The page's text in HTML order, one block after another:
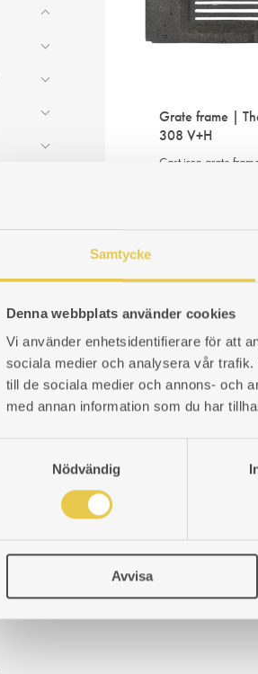
Samtycke
Denna webbplats använder cookies
Vi använder enhetsidentifierare för att
sociala medier och analysera vår
till de sociala medier och annons- och
med annan information som du har
Nödvändig
Avvisa
Grate frame |
308 V+H
Cast iron grate